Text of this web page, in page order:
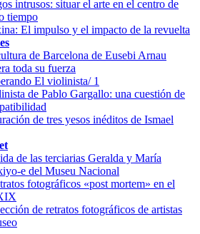
intrusos: situar el arte en el centro de
tiempo
El impulso y el impacto de la revuelta
de Barcelona de Eusebi Arnau
toda su fuerza
El violinista/ 1
de Pablo Gargallo: una cuestión de
de tres yesos inéditos de Ismael
de las terciarias Geralda y María
e del Museu Nacional
fotográficos «post mortem» en el
de retratos fotográficos de artistas